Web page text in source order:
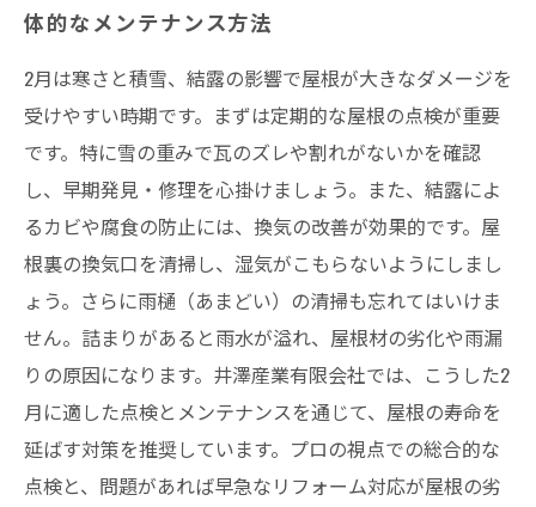
体的なメンテナンス方法
2月は寒さと積雪、結露の影響で屋根が大きなダメージを
受けやすい時期です。まずは定期的な屋根の点検が重要
です。特に雪の重みで瓦のズレや割れがないかを確認
し、早期発見・修理を心掛けましょう。また、結露によ
るカビや腐食の防止には、換気の改善が効果的です。屋
根裏の換気口を清掃し、湿気がこもらないようにしまし
ょう。さらに雨樋（あまどい）の清掃も忘れてはいけま
せん。詰まりがあると雨水が溢れ、屋根材の劣化や雨漏
りの原因になります。井澤産業有限会社では、こうした2
月に適した点検とメンテナンスを通じて、屋根の寿命を
延ばす対策を推奨しています。プロの視点での総合的な
点検と、問題があれば早急なリフォーム対応が屋根の劣